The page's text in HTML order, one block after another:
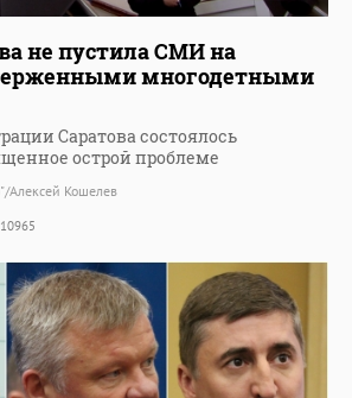
не пустила СМИ на
многодетными
Саратова состоялось
острой проблеме
Алексей Кошелев
10965